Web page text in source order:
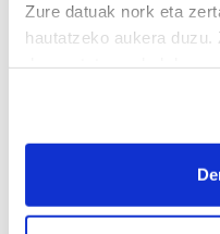
Zure datuak nork eta
hautatzeko aukera duzu.
If you allow, we would
Collect
meters